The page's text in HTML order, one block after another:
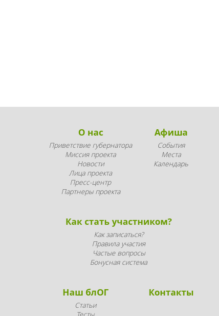
О нас
Приветствие губернатора
Миссия проекта
Новости
Лица проекта
Пресс-центр
Партнеры проекта
Афиша
События
Места
Календарь
Как стать участником?
Как записаться?
Правила участия
Частые вопросы
Бонусная система
Наш блОГ
Статьи
Контакты